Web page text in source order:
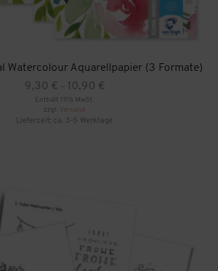
Watercolour Aquarellpapier (3 Formate)
9,30 € – 10,90 €
10,90 €
Enthält 19% MwSt.
zzgl. Versand
Lieferzeit: ca. 3-5 Werktage